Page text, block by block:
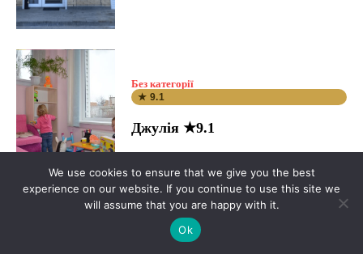
Без категорії
★ 9.1
Джулія ★9.1
Без категорії
★ 10.0
We use cookies to ensure that we give you the best
experience on our website. If you continue to use this site we
will assume that you are happy with it.
Ok